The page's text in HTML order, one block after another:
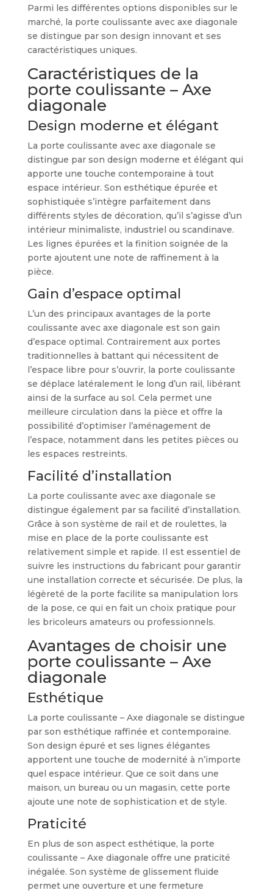
Parmi les différentes options disponibles sur le
marché, la porte coulissante avec axe diagonale
se distingue par son design innovant et ses
caractéristiques uniques.
Caractéristiques de la
porte coulissante – Axe
diagonale
Design moderne et élégant
La porte coulissante avec axe diagonale se
distingue par son design moderne et élégant qui
apporte une touche contemporaine à tout
espace intérieur. Son esthétique épurée et
sophistiquée s’intègre parfaitement dans
différents styles de décoration, qu’il s’agisse d’un
intérieur minimaliste, industriel ou scandinave.
Les lignes épurées et la finition soignée de la
porte ajoutent une note de raffinement à la
pièce.
Gain d’espace optimal
L’un des principaux avantages de la porte
coulissante avec axe diagonale est son gain
d’espace optimal. Contrairement aux portes
traditionnelles à battant qui nécessitent de
l’espace libre pour s’ouvrir, la porte coulissante
se déplace latéralement le long d’un rail, libérant
ainsi de la surface au sol. Cela permet une
meilleure circulation dans la pièce et offre la
possibilité d’optimiser l’aménagement de
l’espace, notamment dans les petites pièces ou
les espaces restreints.
Facilité d’installation
La porte coulissante avec axe diagonale se
distingue également par sa facilité d’installation.
Grâce à son système de rail et de roulettes, la
mise en place de la porte coulissante est
relativement simple et rapide. Il est essentiel de
suivre les instructions du fabricant pour garantir
une installation correcte et sécurisée. De plus, la
légèreté de la porte facilite sa manipulation lors
de la pose, ce qui en fait un choix pratique pour
les bricoleurs amateurs ou professionnels.
Avantages de choisir une
porte coulissante – Axe
diagonale
Esthétique
La porte coulissante – Axe diagonale se distingue
par son esthétique raffinée et contemporaine.
Son design épuré et ses lignes élégantes
apportent une touche de modernité à n’importe
quel espace intérieur. Que ce soit dans une
maison, un bureau ou un magasin, cette porte
ajoute une note de sophistication et de style.
Praticité
En plus de son aspect esthétique, la porte
coulissante – Axe diagonale offre une praticité
inégalée. Son système de glissement fluide
permet une ouverture et une fermeture